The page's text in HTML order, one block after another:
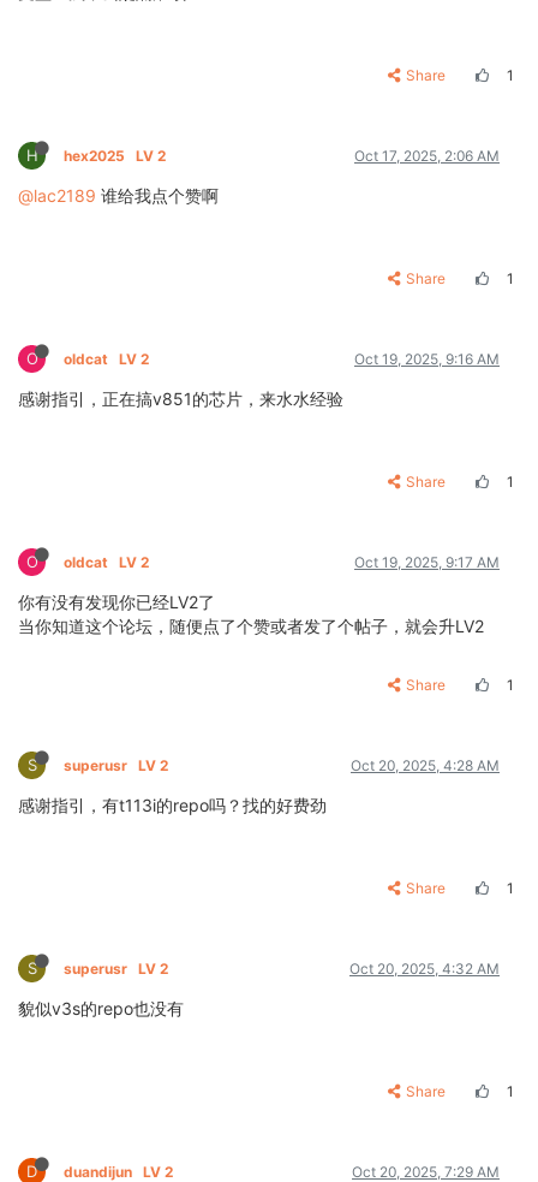
Share 1
H hex2025 LV 2 Oct 17, 2025, 2:06 AM
@lac2189 谁给我点个赞啊
Share 1
O oldcat LV 2 Oct 19, 2025, 9:16 AM
感谢指引，正在搞v851的芯片，来水水经验
Share 1
O oldcat LV 2 Oct 19, 2025, 9:17 AM
你有没有发现你已经LV2了
当你知道这个论坛，随便点了个赞或者发了个帖子，就会升LV2
Share 1
S superusr LV 2 Oct 20, 2025, 4:28 AM
感谢指引，有t113i的repo吗？找的好费劲
Share 1
S superusr LV 2 Oct 20, 2025, 4:32 AM
貌似v3s的repo也没有
Share 1
D duandijun LV 2 Oct 20, 2025, 7:29 AM